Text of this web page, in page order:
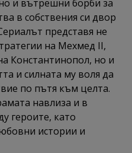
и вътрешни борби за
в собствения си двор
представя не
на Мехмед II,
Константинопол, но и
и силната му воля да
по пътя към целта.
навлиза и в
героите, като
истории и